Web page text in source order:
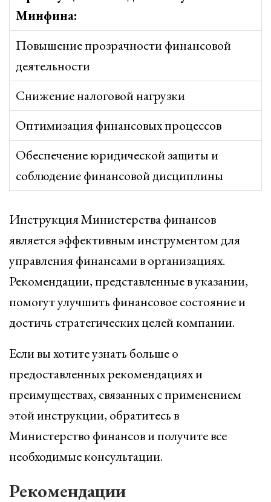
Минфина:
Повышение прозрачности финансовой
деятельности
Снижение налоговой нагрузки
Оптимизация финансовых процессов
Обеспечение юридической защиты и
соблюдение финансовой дисциплины
Инструкция Министерства финансов
является эффективным инструментом для
управления финансами в организациях.
Рекомендации, представленные в указании,
помогут улучшить финансовое состояние и
достичь стратегических целей компании.
Если вы хотите узнать больше о
предоставленных рекомендациях и
преимуществах, связанных с применением
этой инструкции, обратитесь в
Министерство финансов и получите все
необходимые консультации.
Рекомендации